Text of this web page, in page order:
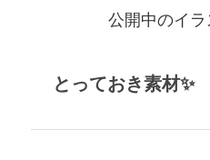
公開中のイ
とっておき素材✨